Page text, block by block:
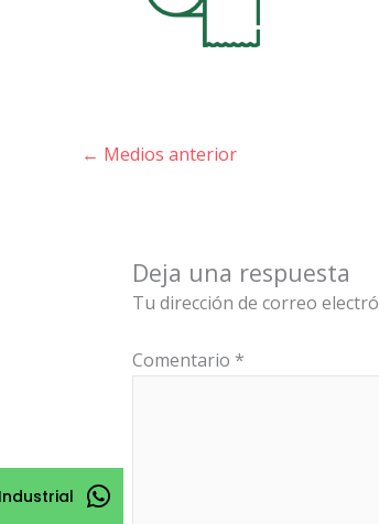
← Medios anterior
Deja una respuesta
Tu dirección de correo
Comentario *